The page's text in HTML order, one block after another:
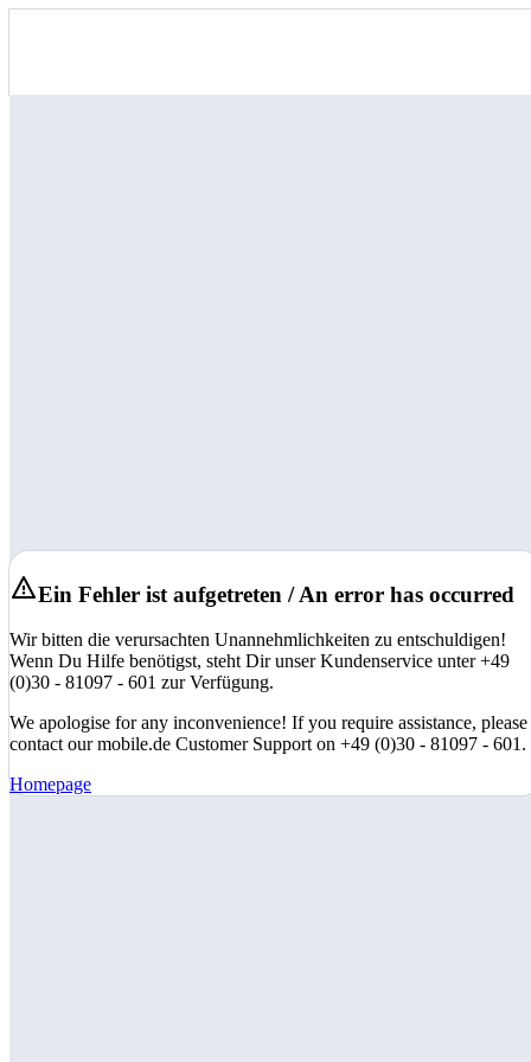
Ein Fehler ist aufgetreten / An error has occurred
Wir bitten die verursachten Unannehmlichkeiten zu entschuldigen!
Wenn Du Hilfe benötigst, steht Dir unser Kundenservice unter +49
(0)30 - 81097 - 601 zur Verfügung.
We apologise for any inconvenience! If you require assistance, please
contact our mobile.de Customer Support on +49 (0)30 - 81097 - 601.
Homepage